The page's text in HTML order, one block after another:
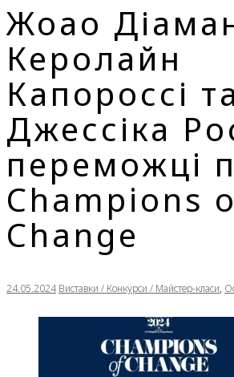
Жоао
Керолайн
Капороссі та
Джессіка
переможці
Champions
Change
24.05.2024 Виставки / Конкурси / Майстер-класи,